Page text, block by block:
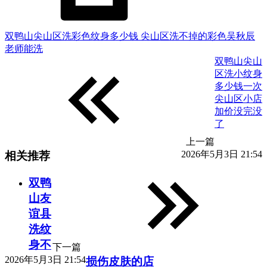
双鸭山尖山区洗彩色纹身多少钱 尖山区洗不掉的彩色吴秋辰
老师能洗
上一篇
2026年5月3日 21:54
双鸭山尖山
区洗小纹身
多少钱一次
尖山区小店
加价没完没
了
下一篇
2026年5月3日 21:54
相关推荐
双鸭
山友
谊县
洗纹
身不
损伤皮肤的店